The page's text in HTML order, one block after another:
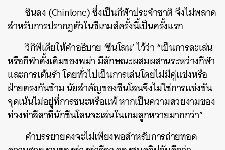
ชินลง (Chinlone) ซึ่งเป็นกีฬาประจำชาติ จึงไม่พลาด
สำหรับการปรากฏตัวในซีเกมส์ครั้งนี้เป็นครั้งแรก
วิกิพีเดียให้คำอธิบาย ‘ชีนโลน’ ไว้ว่า “เป็นการละเล่น
หรือกีฬาดั้งเดิมของพม่า มีลักษณะผสมผสานระหว่างกีฬา
และการเต้นรำ โดยทั่วไปเป็นการเล่นโดยไม่มีคู่แข่งหรือ
ฝ่ายตรงกันข้าม นัยสำคัญของชีนโลนจึงไม่ใช่การแข่งขัน
จุดเน้นไม่อยู่ที่การชนะหรือแพ้ หากเป็นความสวยงามของ
ท่วงท่าลีลาที่นักชีนโลนจะเล่นในเกมลูกหวายมากกว่า”
คำบรรยายคงจะไม่เพียงพอสำหรับการถ่ายทอด